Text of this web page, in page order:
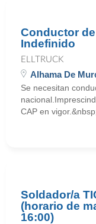
Conductor
Indefinido
ELLTRUCK
Alhama De
Se necesitan
CAP en
Soldador/a
(horario de
16:00)